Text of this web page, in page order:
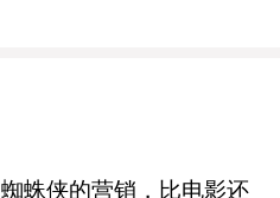
蜘蛛侠的营销，比电影还